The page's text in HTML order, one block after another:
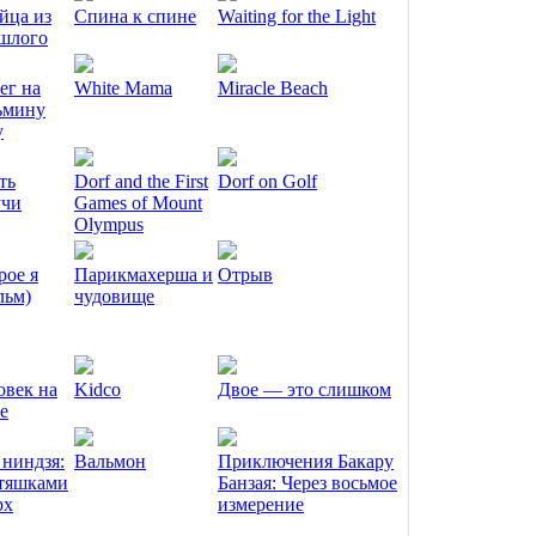
из
Спина к спине Waiting for the Light
на
White Mama Miracle Beach
Dorf and the First
Games of Mount
Olympus
Dorf on Golf
я
Парикмахерша и
чудовище
Отрыв
на
Kidco Двое — это слишком
Вальмон
Приключения Бакару
Банзая: Через восьмое
измерение